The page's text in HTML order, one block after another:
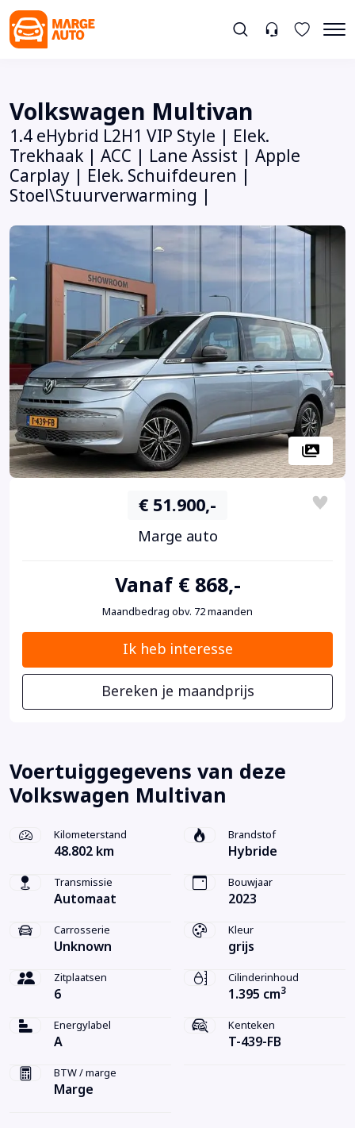
Volkswagen Multivan
1.4 eHybrid L2H1 VIP Style | Elek.
Trekhaak | ACC | Lane Assist | Apple
Carplay | Elek. Schuifdeuren |
Stoel\Stuurverwarming |
€ 51.900,-
Marge auto
Vanaf € 868,-
Maandbedrag obv. 72 maanden
Ik heb interesse
Bereken je maandprijs
Voertuiggegevens van deze
Volkswagen Multivan
Kilometerstand
48.802 km
Brandstof
Hybride
Transmissie
Automaat
Bouwjaar
2023
Carrosserie
Unknown
Kleur
grijs
Zitplaatsen
6
Cilinderinhoud
1.395 cm3
Energylabel
A
Kenteken
T-439-FB
BTW / marge
Marge